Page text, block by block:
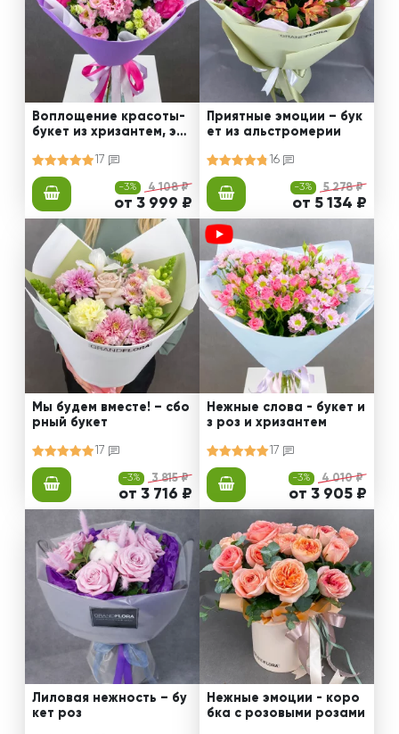
Воплощение красоты-
букет из хризантем, эус
17
-3% 4 108 ₽
от 3 999 ₽
Приятные эмоции – бук
ет из альстромерии
16
-3% 5 278 ₽
от 5 134 ₽
Мы будем вместе! – сбо
рный букет
17
-3% 3 815 ₽
от 3 716 ₽
Нежные слова - букет и
з роз и хризантем
17
-3% 4 010 ₽
от 3 905 ₽
Лиловая нежность – бу
кет роз
Нежные эмоции - коро
бка с розовыми розами